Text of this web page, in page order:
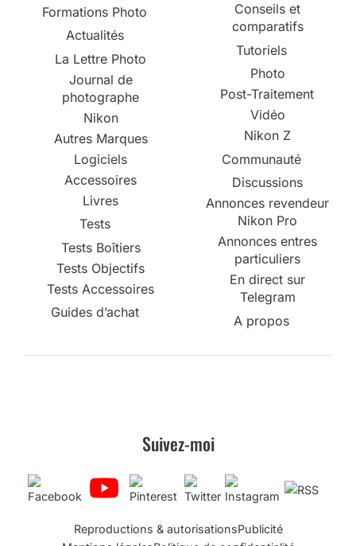
Formations Photo
Actualités
La Lettre Photo
Journal de
photographe
Nikon
Autres Marques
Logiciels
Accessoires
Livres
Tests
Tests Boîtiers
Tests Objectifs
Tests Accessoires
Guides d’achat
Conseils et
comparatifs
Tutoriels
Photo
Post-Traitement
Vidéo
Nikon Z
Communauté
Discussions
Annonces revendeur
Nikon Pro
Annonces entres
particuliers
En direct sur
Telegram
A propos
Suivez-moi
Reproductions & autorisationsPublicité